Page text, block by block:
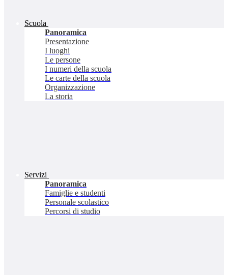
Scuola
Panoramica
Presentazione
I luoghi
Le persone
I numeri della scuola
Le carte della scuola
Organizzazione
La storia
Servizi
Panoramica
Famiglie e studenti
Personale scolastico
Percorsi di studio